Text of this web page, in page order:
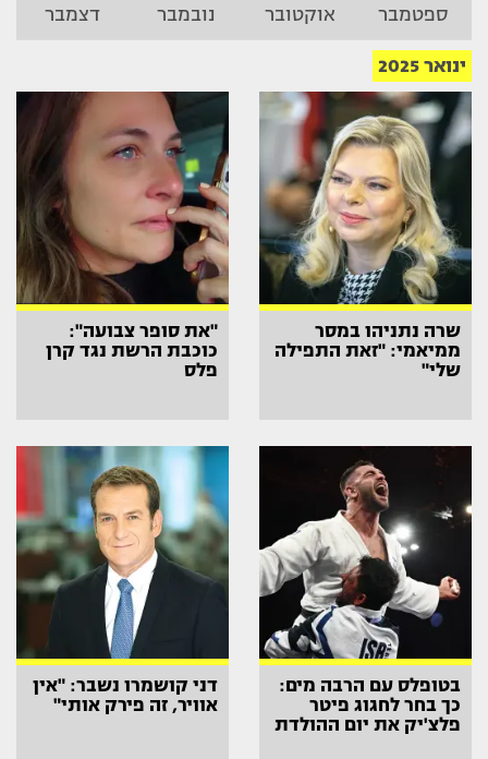
ספטמבר אוקטובר נובמבר דצמבר
ינואר 2025
שרה נתניהו במסר
ממיאמי: "זאת התפילה
שלי"
"את סופר צבועה":
כוכבת הרשת נגד קרן
פלס
בטופלס עם הרבה מים:
כך בחר לחגוג פיטר
פלצ'יק את יום ההולדת
דני קושמרו נשבר: "אין
אוויר, זה פירק אותי"